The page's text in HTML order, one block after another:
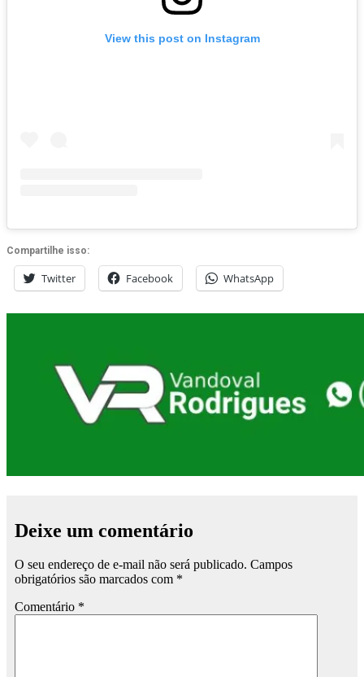
View this post on Instagram
Compartilhe isso:
Twitter Facebook WhatsApp
Deixe um comentário
O seu endereço de e-mail não será publicado. Campos
obrigatórios são marcados com *
Comentário *